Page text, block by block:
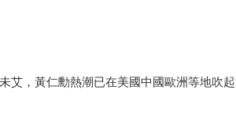
艾，黃仁勳熱潮已在美國中國歐洲等地吹